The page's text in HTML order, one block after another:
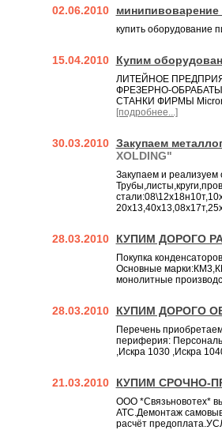
02.06.2010
купить оборудование
15.04.2010 Купим
ЛИТЕЙНОЕ
ФРЕЗЕРНО-
СТАНКИ ФИРМЫ
[подробнее...]
30.03.2010 Закупаем
ХOLDING"
Закупаем и
28.03.2010 КУПИМ ДОРОГО
Покупка
Основные
монолитные
28.03.2010 КУПИМ ДОРОГО
Перечень
периферия:
,Искра 1030 ,Искра
21.03.2010 КУПИМ СРОЧНО-
ООО *Связьновотех*
АТС.Демонтаж
расчёт